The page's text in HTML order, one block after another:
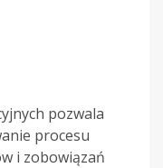
pozwala
procesu
i zobowiązań